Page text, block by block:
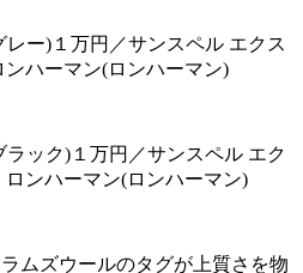
ー)１万円／サンスペル エクス
ンハーマン(ロンハーマン)
ック)１万円／サンスペル エク
ロンハーマン(ロンハーマン)
ムズウールのタグが上質さを物